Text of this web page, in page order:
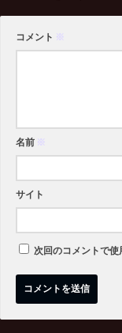
コメント ※
名前 ※
サイト
次回のコメントで使